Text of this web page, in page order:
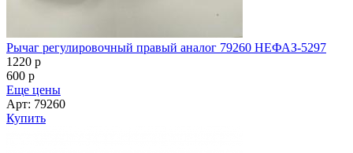
Рычаг регулировочный правый аналог 79260 НЕФАЗ-5297
1220 p
600 p
Еще цены
Арт: 79260
Купить